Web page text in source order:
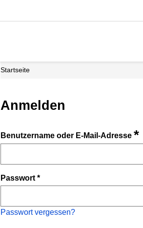
Startseite
Anmelden
Benutzername oder E-Mail-Adresse*
Passwort*
Passwort vergessen?